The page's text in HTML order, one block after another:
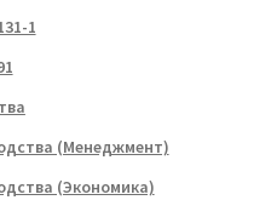
1
(Менеджмент)
(Экономика)